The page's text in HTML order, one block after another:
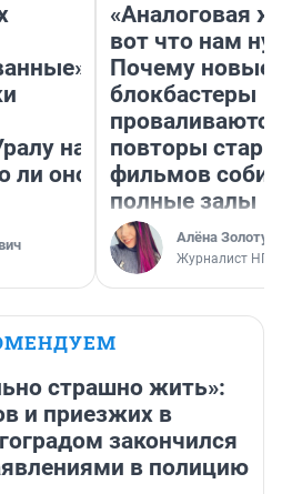
на
ли оно
«Аналоговая
вот что нам
Почему новые
блокбастеры
повторы
фильмов
полные залы
Алёна
Журналист НГС
страшно жить»:
и приезжих в
закончился
в полицию